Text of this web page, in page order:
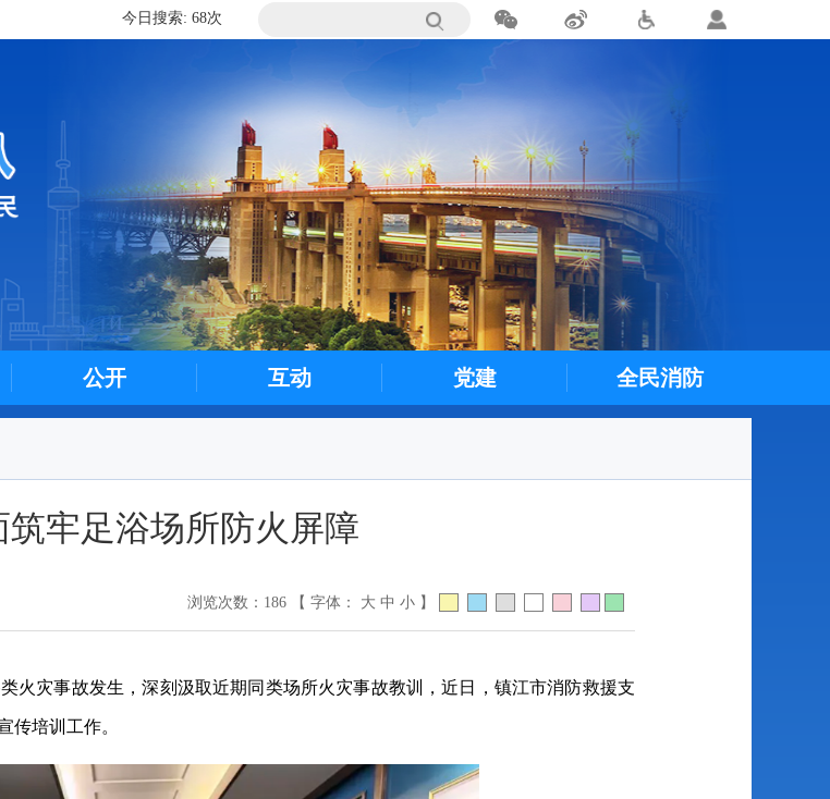
历史搜索: 183138次
公开 互动 党建 全民消防
牢足浴场所防火屏障
浏览次数： 186 【 字体： 大 中 小 】
火灾事故发生，深刻汲取近期同类场所火灾事故教训，近日，镇江市消防救援支
传培训工作。